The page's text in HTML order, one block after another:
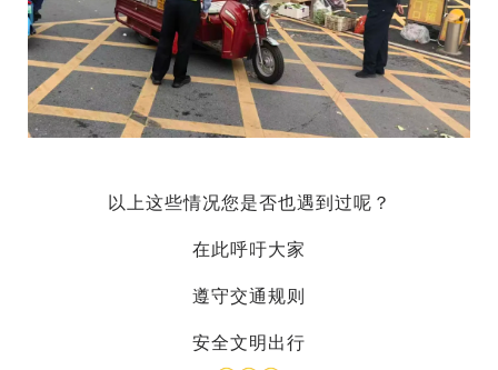
以上这些情况您是否也遇到过呢？
在此呼吁大家
遵守交通规则
安全文明出行